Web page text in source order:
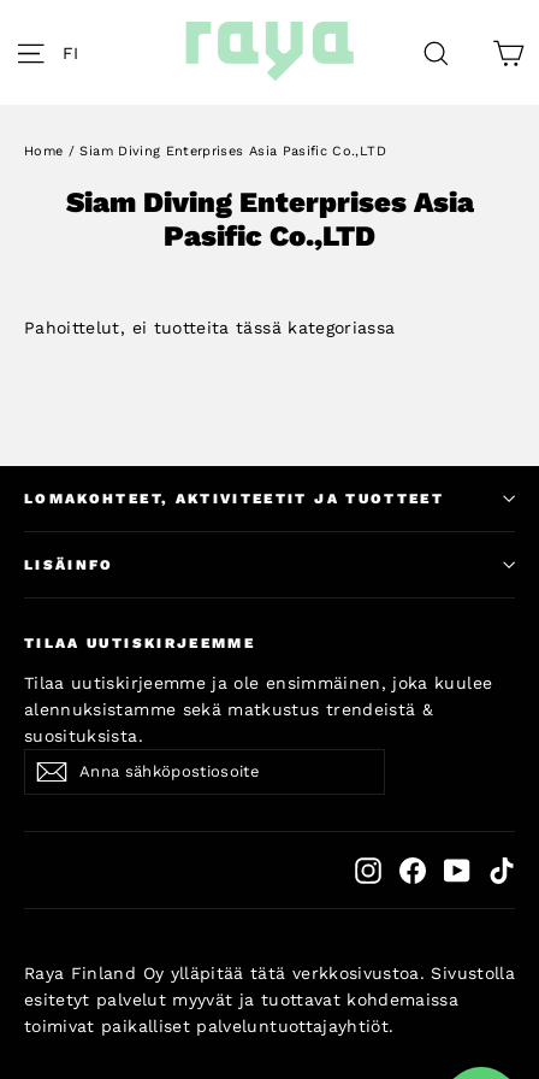
content
Site navigation
FI Search
Home / Siam Diving Enterprises Asia Pasific Co.,LTD
Siam Diving Enterprises Asia
Pasific Co.,LTD
Pahoittelut, ei tuotteita tässä kategoriassa
LOMAKOHTEET, AKTIVITEETIT JA TUOTTEET
LISÄINFO
TILAA UUTISKIRJEEMME
Tilaa uutiskirjeemme ja ole ensimmäinen, joka kuulee
alennuksistamme sekä matkustus trendeistä &
suosituksista.
sähköpostiosoite
Subscribe
InstagramFacebookYouTube
Raya Finland Oy ylläpitää tätä verkkosivustoa. Sivustolla
esitetyt palvelut myyvät ja tuottavat kohdemaissa
toimivat paikalliset palveluntuottajayhtiöt.